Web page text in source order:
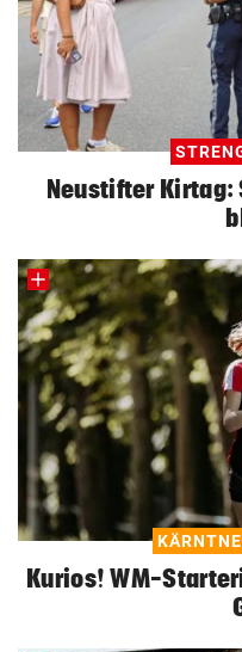
Neustifter Kirtag:
Kurios! WM-